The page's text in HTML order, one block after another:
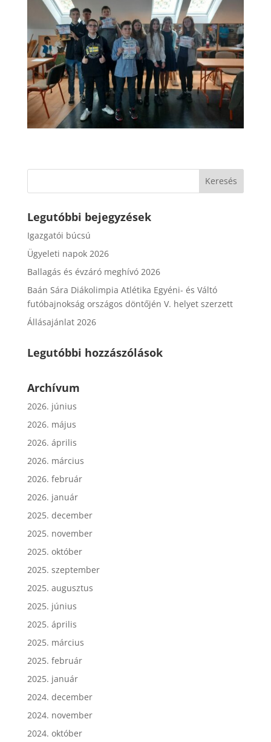
Legutóbbi bejegyzések
Igazgatói búcsú
Ügyeleti napok 2026
Ballagás és évzáró meghívó 2026
Baán Sára Diákolimpia Atlétika Egyéni- és Váltó
futóbajnokság országos döntőjén V. helyet szerzett
Állásajánlat 2026
Legutóbbi hozzászólások
Archívum
2026. június
2026. május
2026. április
2026. március
2026. február
2026. január
2025. december
2025. november
2025. október
2025. szeptember
2025. augusztus
2025. június
2025. április
2025. március
2025. február
2025. január
2024. december
2024. november
2024. október